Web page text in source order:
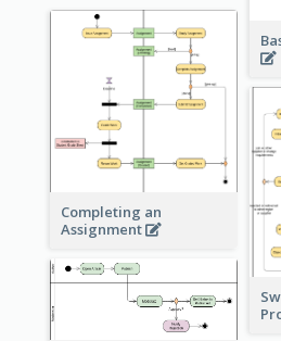
Completing an
Assignment